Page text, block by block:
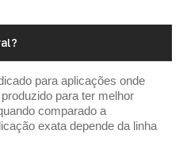
para aplicações onde
para ter melhor
comparado a
exata depende da linha